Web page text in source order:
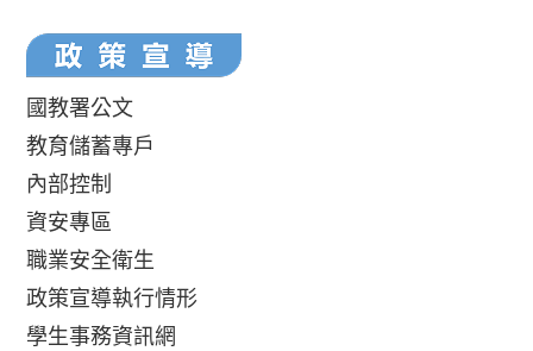
國教署公文
教育儲蓄專戶
內部控制
資安專區
職業安全衛生
政策宣導執行情形
學生事務資訊網